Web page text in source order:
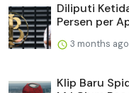
Diliputi
Persen per
3 months ago
Klip Baru